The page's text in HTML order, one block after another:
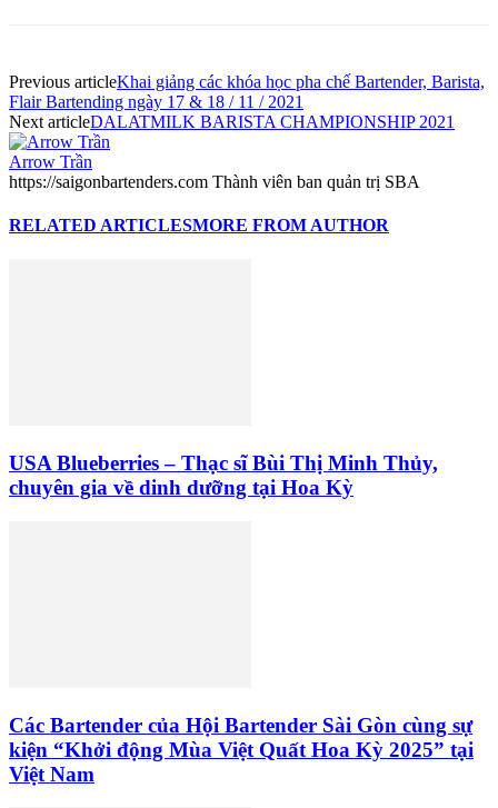
Previous articleKhai giảng các khóa học pha chế Bartender, Barista,
Flair Bartending ngày 17 & 18 / 11 / 2021
Next articleDALATMILK BARISTA CHAMPIONSHIP 2021
Arrow Trần
https://saigonbartenders.com Thành viên ban quản trị SBA
RELATED ARTICLESMORE FROM AUTHOR
USA Blueberries – Thạc sĩ Bùi Thị Minh Thủy,
chuyên gia về dinh dưỡng tại Hoa Kỳ
Các Bartender của Hội Bartender Sài Gòn cùng sự
kiện “Khởi động Mùa Việt Quất Hoa Kỳ 2025” tại
Việt Nam